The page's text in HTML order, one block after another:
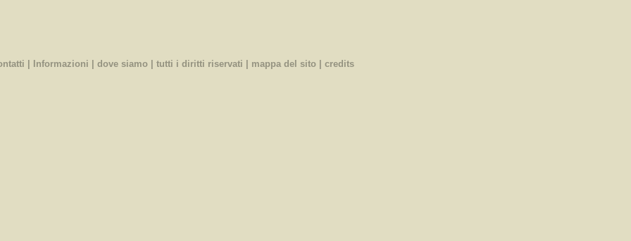
Informazioni dove siamo| tutti i diritti riservati | mappa del sito| credits